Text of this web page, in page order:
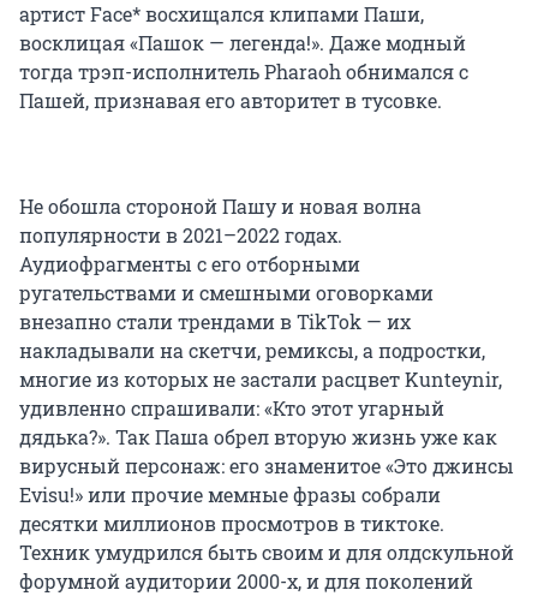
артист Face* восхищался клипами Паши,
восклицая «Пашок — легенда!». Даже модный
тогда трэп-исполнитель Pharaoh обнимался с
Пашей, признавая его авторитет в тусовке.
Не обошла стороной Пашу и новая волна
популярности в 2021–2022 годах.
Аудиофрагменты с его отборными
ругательствами и смешными оговорками
внезапно стали трендами в TikTok — их
накладывали на скетчи, ремиксы, а подростки,
многие из которых не застали расцвет Kunteynir,
удивленно спрашивали: «Кто этот угарный
дядька?». Так Паша обрел вторую жизнь уже как
вирусный персонаж: его знаменитое «Это джинсы
Evisu!» или прочие мемные фразы собрали
десятки миллионов просмотров в тиктоке.
Техник умудрился быть своим и для олдскульной
форумной аудитории 2000-х, и для поколений